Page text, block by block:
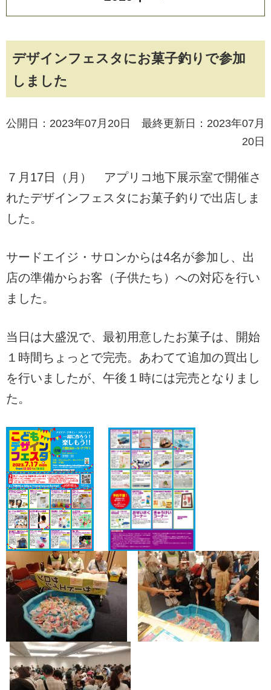
デザインフェスタにお菓子釣りで参加
しました
公開日：2023年07月20日 最終更新日：2023年07月
20日
７月17日（月） アプリコ地下展示室で開催さ
れたデザインフェスタにお菓子釣りで出店しま
した。
サードエイジ・サロンからは4名が参加し、出
店の準備からお客（子供たち）への対応を行い
ました。
当日は大盛況で、最初用意したお菓子は、開始
１時間ちょっとで完売。あわてて追加の買出し
を行いましたが、午後１時には完売となりまし
た。